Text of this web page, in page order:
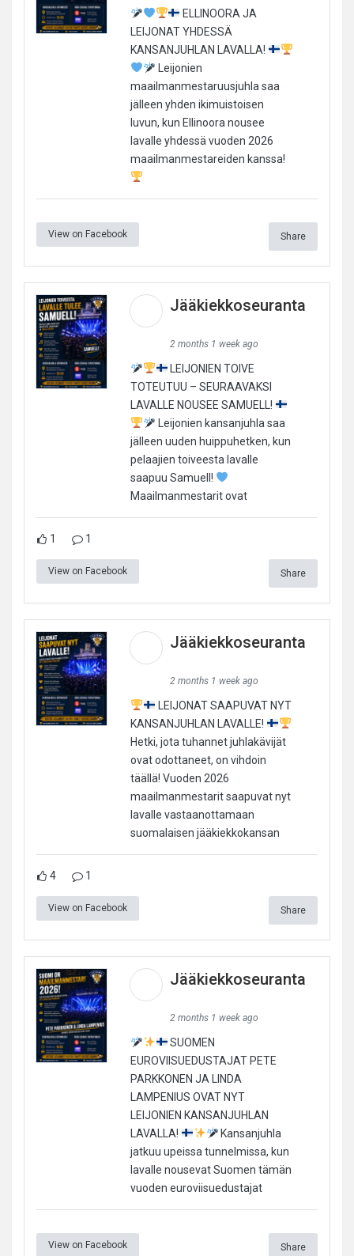
ELLINOORA JA
LEIJONAT YHDESSÄ
KANSANJUHLAN LAVALLA!
Leijonien
maailmanmestaruusjuhla saa
jälleen yhden ikimuistoisen
luvun, kun Ellinoora nousee
lavalle yhdessä vuoden 2026
maailmanmestareiden kanssa!
View on Facebook Share
Jääkiekkoseuranta
2 months 1 week ago
LEIJONIEN TOIVE
TOTEUTUU – SEURAAVAKSI
LAVALLE NOUSEE SAMUELL!
Leijonien kansanjuhla saa
jälleen uuden huippuhetken, kun
pelaajien toiveesta lavalle
saapuu Samuell!
Maailmanmestarit ovat
1 1
View on Facebook Share
Jääkiekkoseuranta
2 months 1 week ago
LEIJONAT SAAPUVAT NYT
KANSANJUHLAN LAVALLE!
Hetki, jota tuhannet juhlakävijät
ovat odottaneet, on vihdoin
täällä! Vuoden 2026
maailmanmestarit saapuvat nyt
lavalle vastaanottamaan
suomalaisen jääkiekkokansan
4 1
View on Facebook Share
Jääkiekkoseuranta
2 months 1 week ago
SUOMEN
EUROVIISUEDUSTAJAT PETE
PARKKONEN JA LINDA
LAMPENIUS OVAT NYT
LEIJONIEN KANSANJUHLAN
LAVALLA!
Kansanjuhla
jatkuu upeissa tunnelmissa, kun
lavalle nousevat Suomen tämän
vuoden euroviisuedustajat
View on Facebook Share